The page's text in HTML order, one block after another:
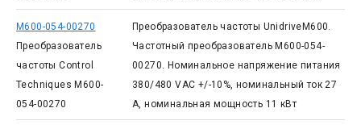
M600-054-00270
Преобразователь
частоты Control
Techniques M600-
054-00270
Преобразователь частоты UnidriveM600.
Частотный преобразователь M600-054-
00270. Номинальное напряжение питания
380/480 VAC +/-10%, номинальный ток 27
А, номинальная мощность 11 кВт